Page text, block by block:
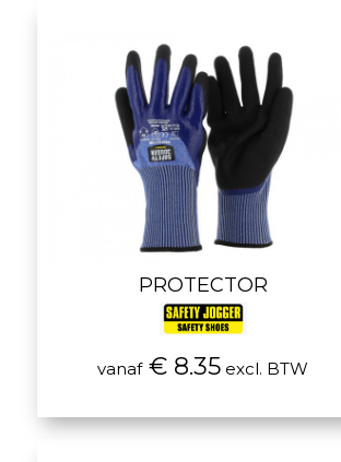
PROTECTOR
vanaf€ 8.35 excl. BTW